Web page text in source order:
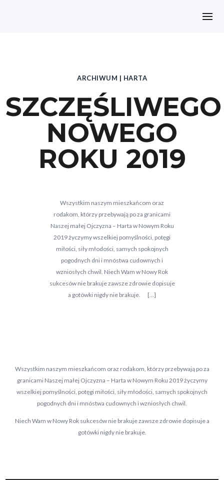
ARCHIWUM | HARTA
SZCZĘŚLIWEGO
NOWEGO
ROKU 2019
Wszystkim naszym mieszkańcom oraz
rodakom, którzy przebywają po za granicami
Naszej małej Ojczyzna – Harta w Nowym Roku
2019 życzymy wszelkiej pomyślności, potęgi
miłości, siły młodości, samych spokojnych
pogodnych dni i mnóstwa cudownych i
wzniosłych chwil. Niech Wam w Nowy Rok
sukcesów nie brakuje zawsze zdrowie dopisuje
a gotówki nigdy nie brakuje. […]
Wszystkim naszym mieszkańcom oraz rodakom, którzy przebywają po za
granicami Naszej małej Ojczyzna – Harta w Nowym Roku 2019 życzymy
wszelkiej pomyślności, potęgi miłości, siły młodości, samych spokojnych
pogodnych dni i mnóstwa cudownych i wzniosłych chwil.
Niech Wam w Nowy Rok sukcesów nie brakuje zawsze zdrowie dopisuje a
gotówki nigdy nie brakuje.